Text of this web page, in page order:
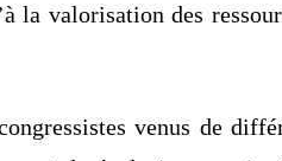
valorisation des
venus de